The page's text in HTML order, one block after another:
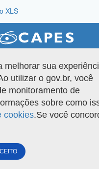
XLS
Capes. Todos os direitos reservados.
melhorar sua
utilizar o gov.br, você
monitoramento de
sobre como
cookies.Se você